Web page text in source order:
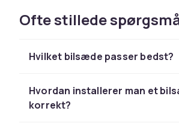
Tjek kompatibilitet og
biler og -stole forenkler
ekspert eller autoriseret
kontrollere, at sædet sidder
Ofte stillede
Hvilket bilsæde passer bedst?
Hvordan installerer man et
korrekt?